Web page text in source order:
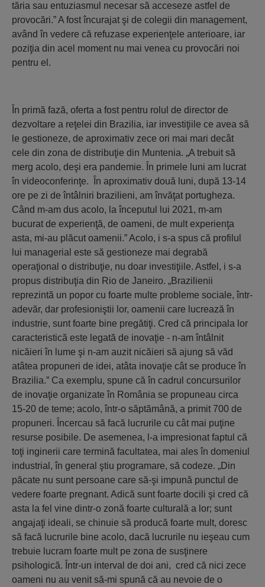
tăria sau entuziasmul necesar să acceseze astfel de
provocări.” A fost încurajat şi de colegii din management,
având în vedere că refuzase experienţele anterioare, iar
poziţia din acel moment nu mai venea cu provocări noi
pentru el.
În primă fază, oferta a fost pentru rolul de director de
dezvoltare a reţelei din Brazilia, iar investiţiile ce avea să
le gestioneze, de aproximativ zece ori mai mari decât
cele din zona de distribuţie din Muntenia. „A trebuit să
merg acolo, deşi era pandemie. În primele luni am lucrat
în videoconferinţe. În aproximativ două luni, după 13-14
ore pe zi de întâlniri brazilieni, am învăţat portugheza.
Când m-am dus acolo, la începutul lui 2021, m-am
bucurat de experienţă, de oameni, de mult experienţa
asta, mi-au plăcut oamenii.” Acolo, i s-a spus că profilul
lui managerial este să gestioneze mai degrabă
operaţional o distribuţie, nu doar investiţiile. Astfel, i s-a
propus distribuţia din Rio de Janeiro. „Brazilienii
reprezintă un popor cu foarte multe probleme sociale, într-
adevăr, dar profesioniştii lor, oamenii care lucrează în
industrie, sunt foarte bine pregătiţi. Cred că principala lor
caracteristică este legată de inovaţie - n-am întâlnit
nicăieri în lume şi n-am auzit nicăieri să ajung să văd
atâtea propuneri de idei, atâta inovaţie cât se produce în
Brazilia.” Ca exemplu, spune că în cadrul concursurilor
de inovaţie organizate în România se propuneau circa
15-20 de teme; acolo, într-o săptămână, a primit 700 de
propuneri. Încercau să facă lucrurile cu cât mai puţine
resurse posibile. De asemenea, l-a impresionat faptul că
toţi inginerii care termină facultatea, mai ales în domeniul
industrial, în general ştiu programare, să codeze. „Din
păcate nu sunt persoane care să-şi impună punctul de
vedere foarte pregnant. Adică sunt foarte docili şi cred că
asta la fel vine dintr-o zonă foarte culturală a lor; sunt
angajaţi ideali, se chinuie să producă foarte mult, doresc
să facă lucrurile bine acolo, dacă lucrurile nu ieşeau cum
trebuie lucram foarte mult pe zona de susţinere
psihologică. Într-un interval de doi ani, cred că nici zece
oameni nu au venit să-mi spună că au nevoie de o